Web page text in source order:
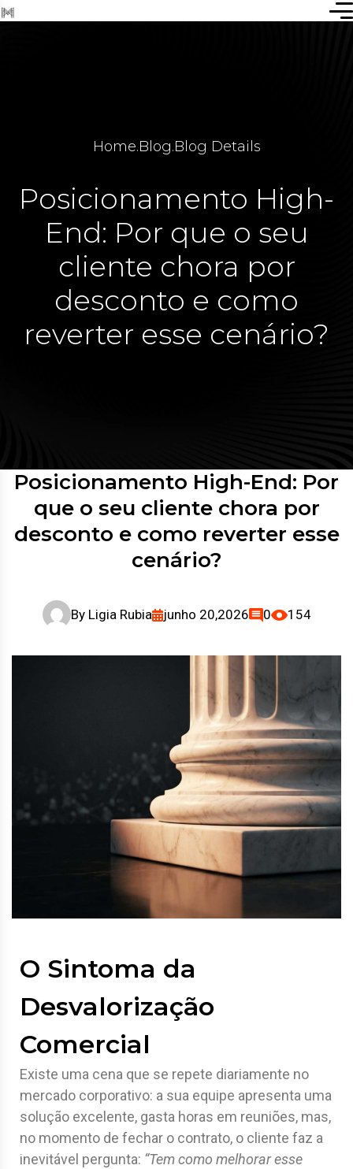
Home.Blog.Blog Details
Posicionamento High-
End: Por que o seu
cliente chora por
desconto e como
reverter esse cenário?
Posicionamento High-End: Por
que o seu cliente chora por
desconto e como reverter esse
cenário?
By Ligia Rubia junho 20,2026 0 154
O Sintoma da
Desvalorização
Comercial
Existe uma cena que se repete diariamente no
mercado corporativo: a sua equipe apresenta uma
solução excelente, gasta horas em reuniões, mas,
no momento de fechar o contrato, o cliente faz a
inevitável pergunta: “Tem como melhorar esse